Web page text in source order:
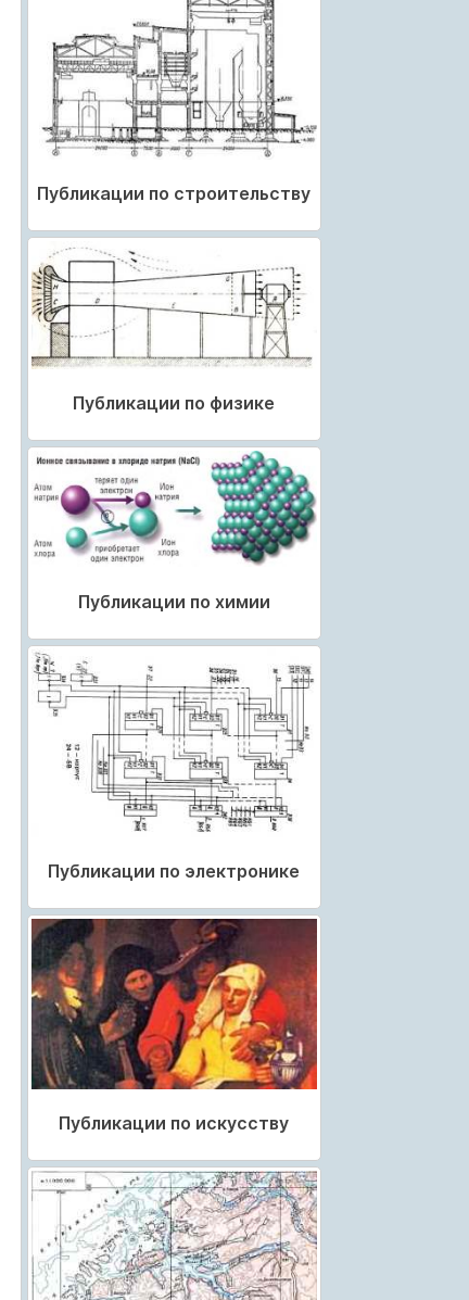
Публикации по строительству
Публикации по физике
Публикации по химии
Публикации по электронике
Публикации по искусству